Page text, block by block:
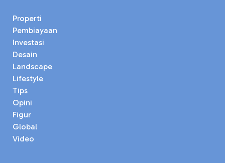
Properti
Pembiayaan
Investasi
Desain
Landscape
Lifestyle
Tips
Opini
Figur
Global
Video